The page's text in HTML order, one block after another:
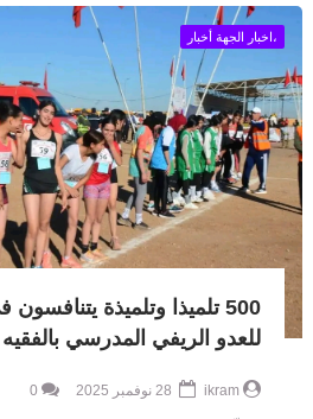
،اخبار الجهة أخبار
500 تلميذا وتلميذة
للعدو الريفي المدرسي
ikram
0